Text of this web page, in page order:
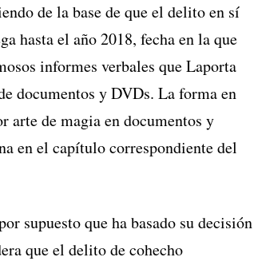
de la base de que el delito en sí
hasta el año 2018, fecha en la que
informes verbales que Laporta
documentos y DVDs. La forma en
arte de magia en documentos y
en el capítulo correspondiente del
supuesto que ha basado su decisión
que el delito de cohecho